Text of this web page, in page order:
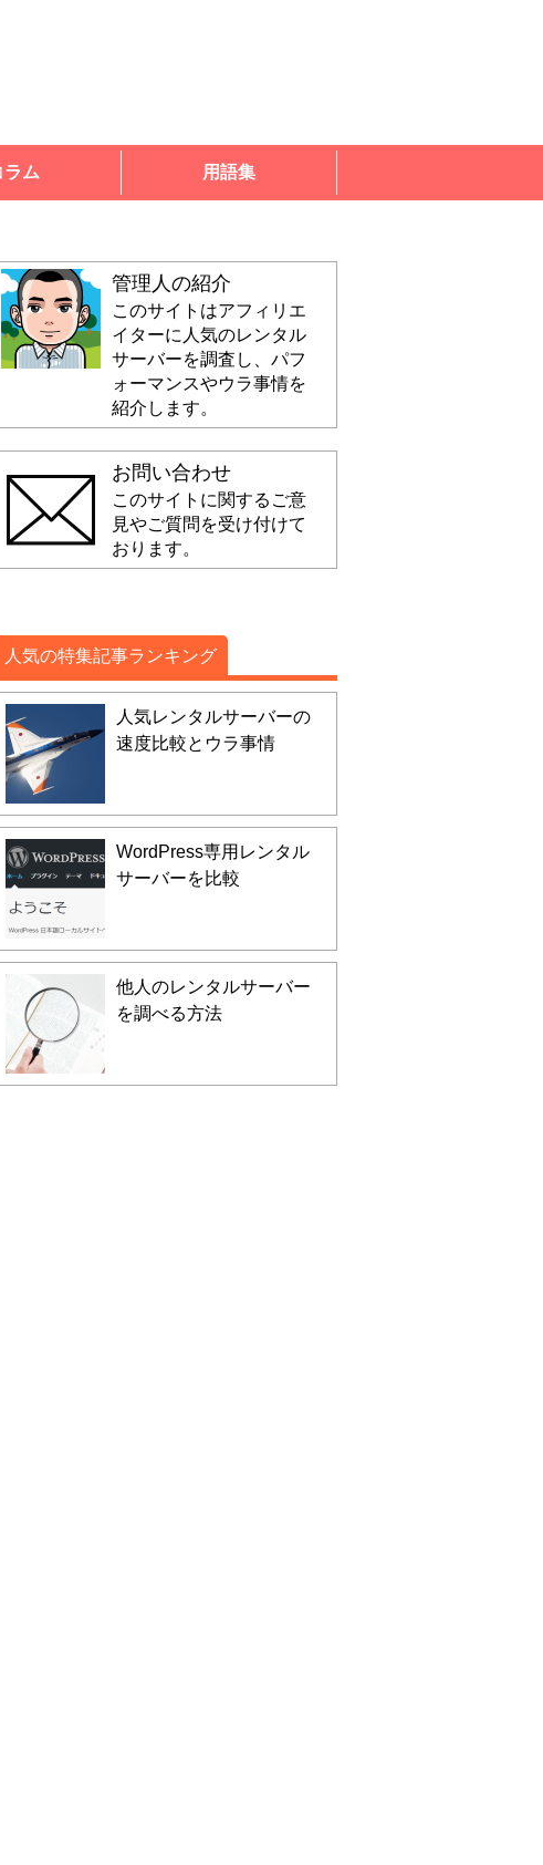
ラム 用語集
管理人の紹介
このサイトはアフィリエ
イターに人気のレンタル
サーバーを調査し、パフ
ォーマンスやウラ事情を
紹介します。
お問い合わせ
このサイトに関するご意
見やご質問を受け付けて
おります。
人気の特集記事ランキング
人気レンタルサーバーの
速度比較とウラ事情
WordPress専用レンタル
サーバーを比較
他人のレンタルサーバー
を調べる方法